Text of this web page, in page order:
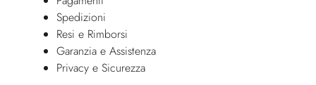
Spedizioni
Resi e Rimborsi
Garanzia e Assistenza
Privacy e Sicurezza